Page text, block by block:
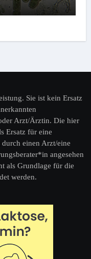
Sie ist kein Ersatz
Arzt/Ärztin. Die hier
Ersatz für eine
einen Arzt/eine
angesehen
als Grundlage für die
werden.